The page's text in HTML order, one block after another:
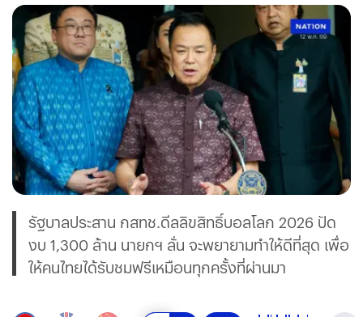
รัฐบาลประสาน กสทช.ดีลลิขสิทธิ์บอลโลก 2026 ปัด
งบ 1,300 ล้าน นายกฯ ลั่น จะพยายามทำให้ดีที่สุด เพื่อ
ให้คนไทยได้รับชมฟรีเหมือนทุกครั้งที่ผ่านมา